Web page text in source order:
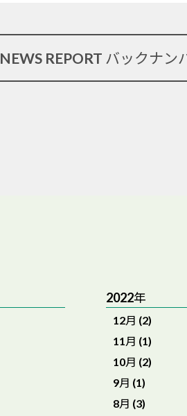
NEWS REPORT バックナン
2022年
12月 (2)
11月 (1)
10月 (2)
9月 (1)
8月 (3)